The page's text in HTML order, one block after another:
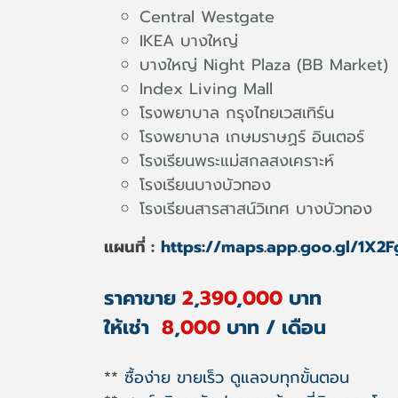
Central Westgate
IKEA บางใหญ่
บางใหญ่ Night Plaza (BB Market)
Index Living Mall
โรงพยาบาล กรุงไทยเวสเทิร์น
โรงพยาบาล เกษมราษฏร์ อินเตอร์
โรงเรียนพระแม่สกลสงเคราะห์
โรงเรียนบางบัวทอง
โรงเรียนสารสาสน์วิเทศ บางบัวทอง
แผนที่ : https://maps.app.goo.gl/
ราคาขาย 2,390,000 บาท
ให้เช่า 8,000 บาท / เดือน
** ซื้อง่าย ขายเร็ว ดูแลจบทุกขั้นตอน